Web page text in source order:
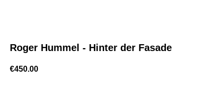
Roger Hummel - Hinter der Fasade
€450.00